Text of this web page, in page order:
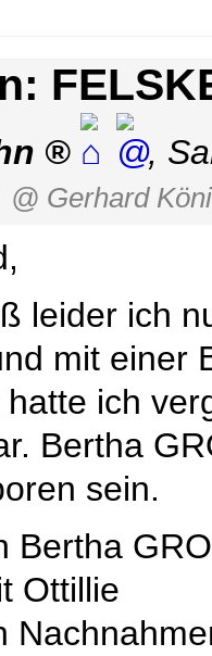
,
@ Gerhard
leider ich
mit einer
ich
Bertha
sein.
Bertha
Ottillie